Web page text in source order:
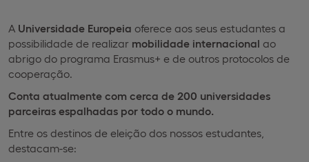
A Universidade Europeia oferece aos seus estudantes a
possibilidade de realizar mobilidade internacional ao
abrigo do programa Erasmus+ e de outros protocolos de
cooperação.
Conta atualmente com cerca de 200 universidades
parceiras espalhadas por todo o mundo.
Entre os destinos de eleição dos nossos estudantes,
destacam-se: